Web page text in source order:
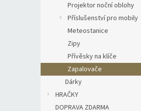
Projektor noční oblohy
Příslušenství pro mobily
Meteostanice
Zipy
Přívěsky na klíče
Zapalovače
Dárky
HRAČKY
DOPRAVA ZDARMA